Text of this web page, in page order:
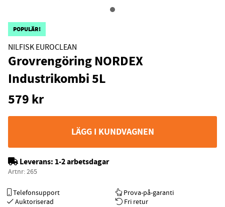
POPULÄR!
NILFISK EUROCLEAN
Grovrengöring NORDEX
Industrikombi 5L
579 kr
LÄGG I KUNDVAGNEN
Leverans: 1-2 arbetsdagar
Artnr:265
Telefonsupport
Prova-på-garanti
Auktoriserad
Fri retur